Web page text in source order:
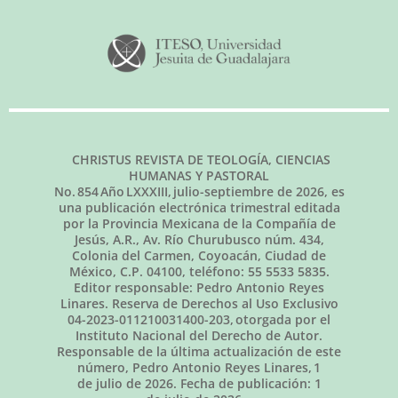
CHRISTUS REVISTA DE TEOLOGÍA, CIENCIAS
HUMANAS Y PASTORAL
No.854Año LXXXIII, julio-septiembre de 2026, es
una publicación electrónica trimestral editada
por la Provincia Mexicana de la Compañía de
Jesús, A.R., Av. Río Churubusco núm. 434,
Colonia del Carmen, Coyoacán, Ciudad de
México, C.P. 04100, teléfono: 55 5533 5835.
Editor responsable: Pedro Antonio Reyes
Linares. Reserva de Derechos al Uso Exclusivo
04-2023-011210031400-203, otorgada por el
Instituto Nacional del Derecho de Autor.
Responsable de la última actualización de este
número, Pedro Antonio Reyes Linares, 1
de julio de 2026. Fecha de publicación: 1